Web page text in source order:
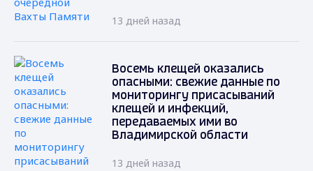
13 дней назад
Восемь клещей оказались
опасными: свежие данные по
мониторингу присасываний
клещей и инфекций,
передаваемых ими во
Владимирской области
13 дней назад